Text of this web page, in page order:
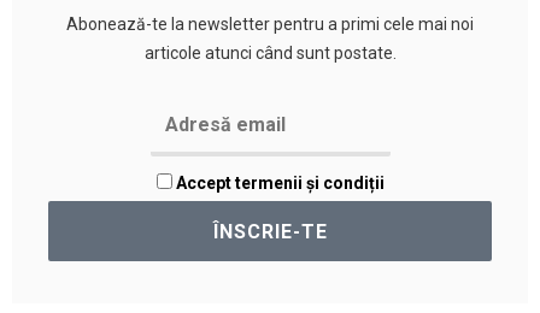
Abonează-te la newsletter pentru a primi cele mai noi
articole atunci când sunt postate.
Accept termenii și condiții